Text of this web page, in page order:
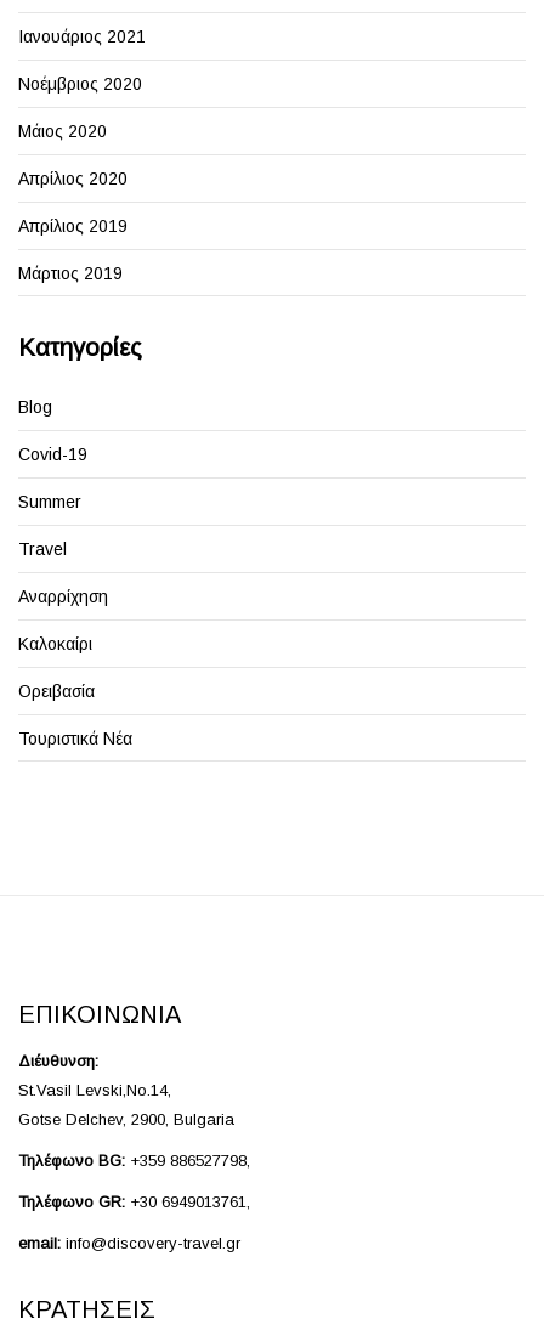
Ιανουάριος 2021
Νοέμβριος 2020
Μάιος 2020
Απρίλιος 2020
Απρίλιος 2019
Μάρτιος 2019
Kατηγορίες
Blog
Covid-19
Summer
Travel
Αναρρίχηση
Καλοκαίρι
Ορειβασία
Τουριστικά Νέα
ΕΠΙΚΟΙΝΩΝΊΑ
Διέυθυνση:
St.Vasil Levski,No.14,
Gotse Delchev, 2900, Bulgaria
Τηλέφωνο BG: +359 886527798,
Τηλέφωνο GR: +30 6949013761,
email: info@discovery-travel.gr
ΚΡΑΤΉΣΕΙΣ